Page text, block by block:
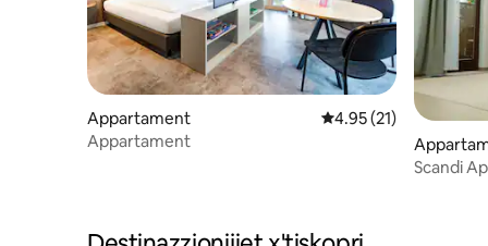
Appartament Rating medju ta' 4.95
4.95 (21)
Appartament
Scandi